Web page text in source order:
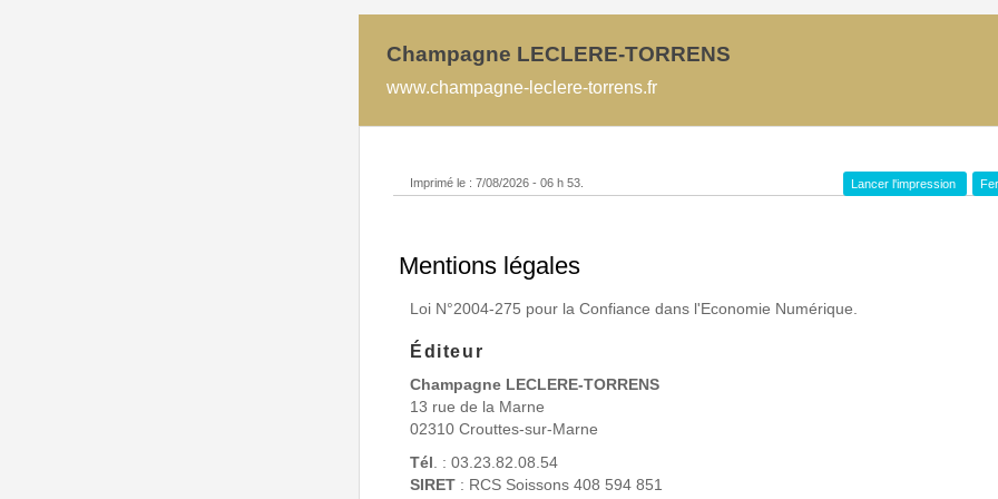
Champagne LECLERE-TORRENS
www.champagne-leclere-torrens.fr
Imprimé le : 7/08/2026 - 06 h 53. Lancer l'impression
Mentions légales
Loi N°2004-275 pour la Confiance dans l'Economie Numérique.
Éditeur
Champagne LECLERE-TORRENS
13 rue de la Marne
02310 Crouttes-sur-Marne
Tél . : 03.23.82.08.54
SIRET : RCS Soissons 408 594 851